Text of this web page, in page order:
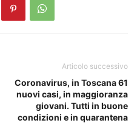
Articolo successivo
Coronavirus, in Toscana 61
nuovi casi, in maggioranza
giovani. Tutti in buone
condizioni e in quarantena